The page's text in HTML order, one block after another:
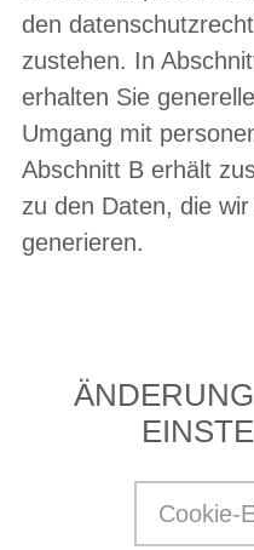
den
zustehen. In
erhalten Sie
Umgang mit
Abschnitt B erhält
zu den Daten, die
generieren.
Cookie-